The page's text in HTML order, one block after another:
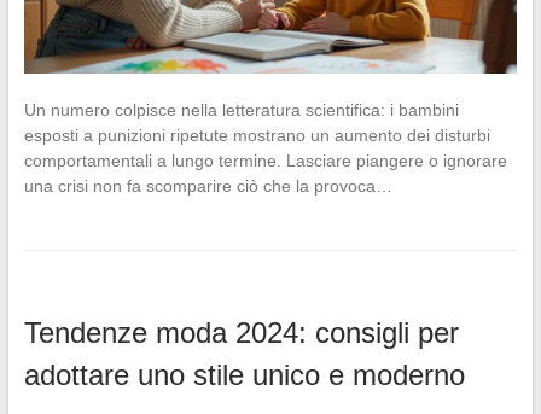
Un numero colpisce nella letteratura scientifica: i bambini
esposti a punizioni ripetute mostrano un aumento dei disturbi
comportamentali a lungo termine. Lasciare piangere o ignorare
una crisi non fa scomparire ciò che la provoca…
Tendenze moda 2024: consigli per
adottare uno stile unico e moderno